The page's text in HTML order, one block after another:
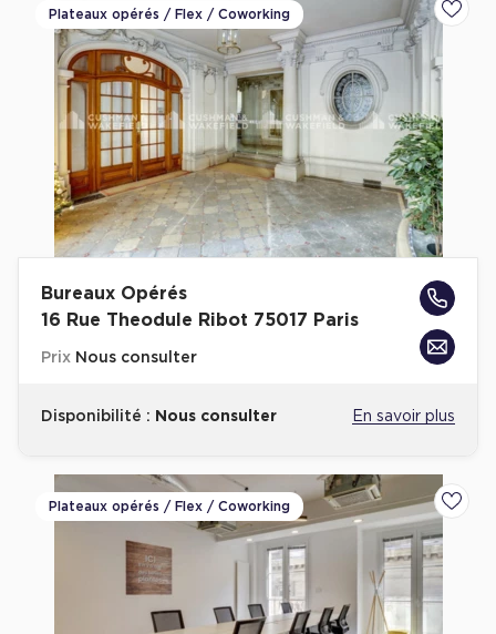
Plateaux opérés / Flex / Coworking
Bureaux Opérés
16 Rue Theodule Ribot 75017 Paris
Prix Nous consulter
Disponibilité : Nous consulter En savoir plus
Plateaux opérés / Flex / Coworking